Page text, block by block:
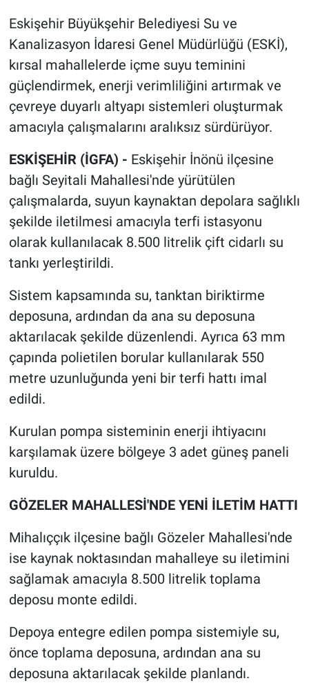
Eskişehir Büyükşehir Belediyesi Su ve
Kanalizasyon İdaresi Genel Müdürlüğü (ESKİ),
kırsal mahallelerde içme suyu teminini
güçlendirmek, enerji verimliliğini artırmak ve
çevreye duyarlı altyapı sistemleri oluşturmak
amacıyla çalışmalarını aralıksız sürdürüyor.
ESKİŞEHİR (İGFA) - Eskişehir İnönü ilçesine
bağlı Seyitali Mahallesi'nde yürütülen
çalışmalarda, suyun kaynaktan depolara sağlıklı
şekilde iletilmesi amacıyla terfi istasyonu
olarak kullanılacak 8.500 litrelik çift cidarlı su
tankı yerleştirildi.
Sistem kapsamında su, tanktan biriktirme
deposuna, ardından da ana su deposuna
aktarılacak şekilde düzenlendi. Ayrıca 63 mm
çapında polietilen borular kullanılarak 550
metre uzunluğunda yeni bir terfi hattı imal
edildi.
Kurulan pompa sisteminin enerji ihtiyacını
karşılamak üzere bölgeye 3 adet güneş paneli
kuruldu.
GÖZELER MAHALLESİ'NDE YENİ İLETİM HATTI
Mihalıççık ilçesine bağlı Gözeler Mahallesi'nde
ise kaynak noktasından mahalleye su iletimini
sağlamak amacıyla 8.500 litrelik toplama
deposu monte edildi.
Depoya entegre edilen pompa sistemiyle su,
önce toplama deposuna, ardından ana su
deposuna aktarılacak şekilde planlandı.